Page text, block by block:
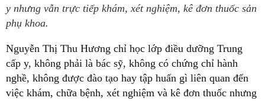
y nhưng vẫn trực tiếp khám, xét nghiệm, kê đơn thuốc sản
phụ khoa.
Nguyễn Thị Thu Hương chỉ học lớp điều dưỡng Trung
cấp y, không phải là bác sỹ, không có chứng chỉ hành
nghề, không được đào tạo hay tập huấn gì liên quan đến
việc khám, chữa bệnh, xét nghiệm và kê đơn thuốc nhưng